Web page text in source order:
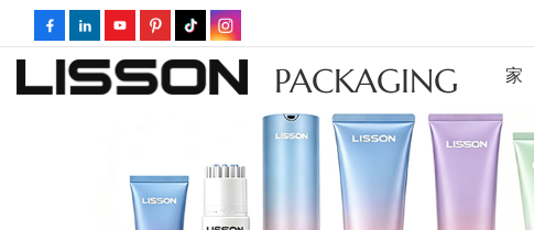
PACKAGING 家